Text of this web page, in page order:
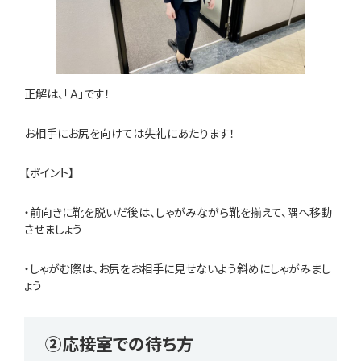
正解は、「Ａ」です！
お相手にお尻を向けては失礼にあたります！
【ポイント】
・前向きに靴を脱いだ後は、しゃがみながら靴を揃えて、隅へ移動
させましょう
・しゃがむ際は、お尻をお相手に見せないよう斜めにしゃがみまし
ょう
②応接室での待ち方